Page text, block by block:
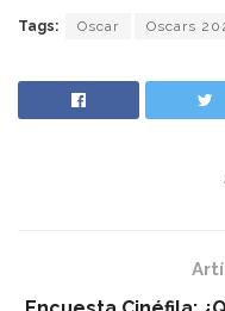
Tags: Oscar Oscars